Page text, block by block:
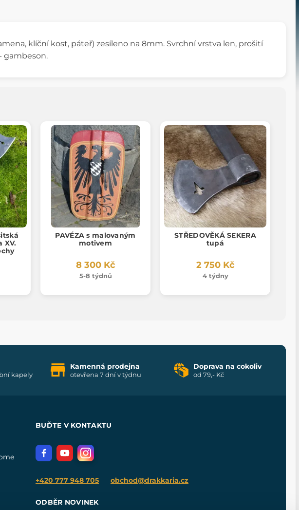
klíční kost, páteř) zesíleno na 8mm. Svrchní vrstva len, prošití
gambeson.
XV.
PAVÉZA s malovaným
motivem
8 300 Kč
5-8 týdnů
STŘEDOVĚKÁ SEKERA
tupá
2 750 Kč
4 týdny
kapely
Kamenná prodejna
otevřena 7 dní v týdnu
Doprava na cokoliv
od 79,- Kč
BUĎTE V KONTAKTU
+420 777 948 705 obchod@drakkaria.cz
ODBĚR NOVINEK